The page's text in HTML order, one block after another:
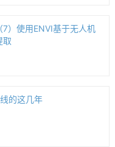
）使用ENVI基于无人机
取
的这几年